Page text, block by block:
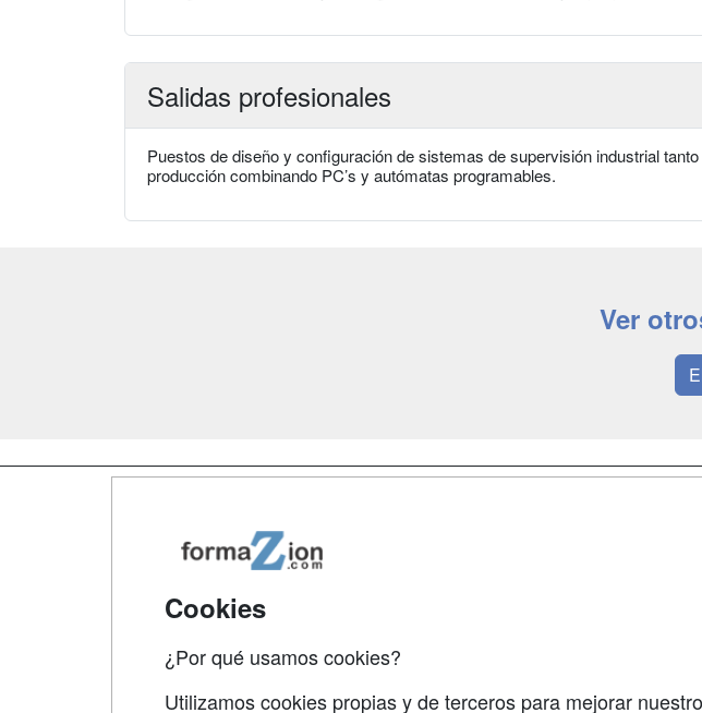
Salidas profesionales
Puestos de diseño y configuración de sistemas de supervisión industrial
producción combinando PC’s y autómatas programables.
Ver
Cookies
¿Por qué usamos cookies?
Utilizamos cookies propias y de terceros para mejorar